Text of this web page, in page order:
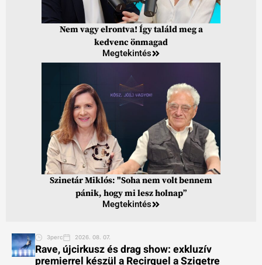
Nem vagy elrontva! Így találd meg a
kedvenc önmagad
Megtekintés
Szinetár Miklós: "Soha nem volt bennem
pánik, hogy mi lesz holnap”
Megtekintés
3perc 2026. 08. 07.
Rave, újcirkusz és drag show: exkluzív
premierrel készül a Recirquel a Szigetre